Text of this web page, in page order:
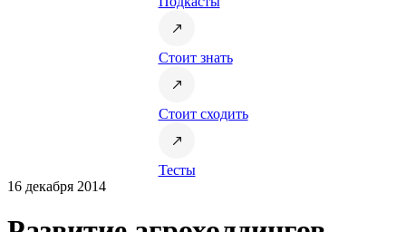
Стоит знать
Стоит сходить
Тесты
16 декабря 2014